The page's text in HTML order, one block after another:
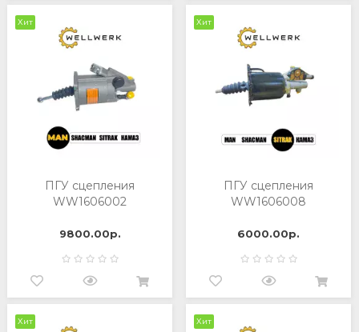
Хит
ПГУ сцепления
WW1606002
9800.00р.
Хит
ПГУ сцепления
WW1606008
6000.00р.
Хит Хит